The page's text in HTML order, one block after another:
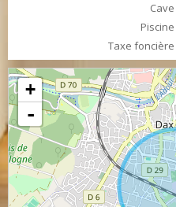
Cave
Piscine
Taxe foncière
+
-